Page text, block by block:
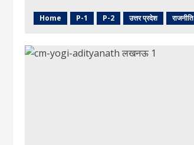
Home P-1 P-2 उत्तर प्रदेश राजनीति